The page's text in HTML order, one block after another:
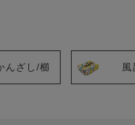
んざし/櫛 風